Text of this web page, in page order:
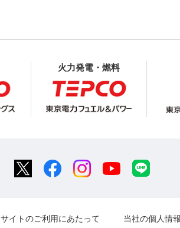
火力発電・燃料
サイトのご利用にあたって 当社の個人情